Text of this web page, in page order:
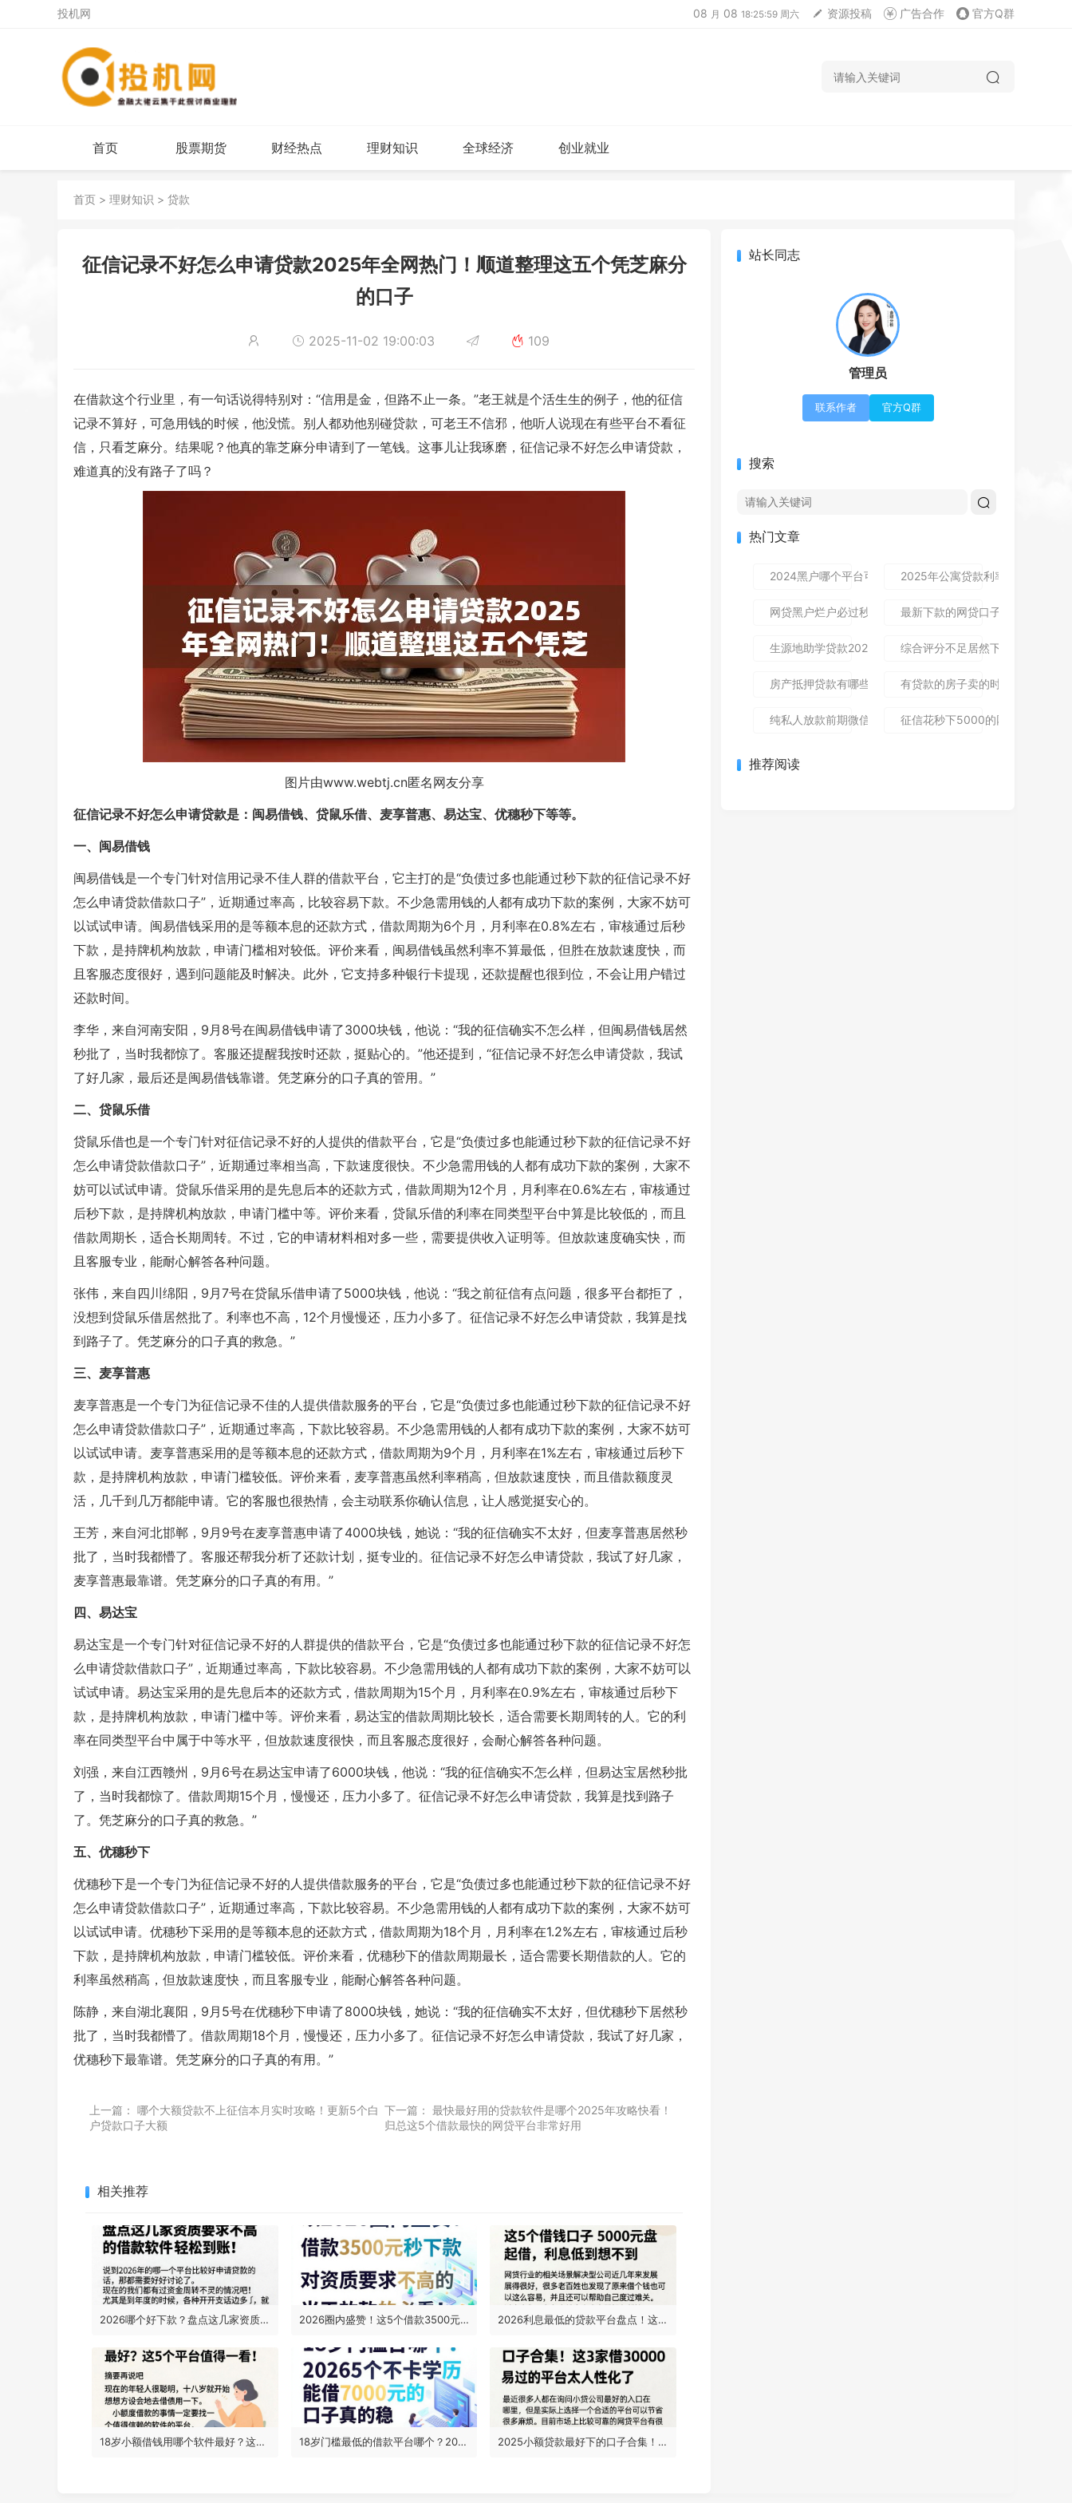
投机网 08 月 08 18:26:00 周六 资源投稿 广告合作 官方Q群
首页 股票期货 财经热点 理财知识 全球经济 创业就业
首页 > 理财知识 > 贷款
征信记录不好怎么申请贷款2025年全网热门！顺道整理这五个凭芝麻分
的口子
2025-11-02 19:00:03 109
在借款这个行业里，有一句话说得特别对：“信用是金，但路不止一条。”老王就是个活生生的例子，他的征信
记录不算好，可急用钱的时候，他没慌。别人都劝他别碰贷款，可老王不信邪，他听人说现在有些平台不看征
信，只看芝麻分。结果呢？他真的靠芝麻分申请到了一笔钱。这事儿让我琢磨，征信记录不好怎么申请贷款，
难道真的没有路子了吗？
图片由www.webtj.cn匿名网友分享
征信记录不好怎么申请贷款是：闽易借钱、贷鼠乐借、麦享普惠、易达宝、优穗秒下等等。
一、闽易借钱
闽易借钱是一个专门针对信用记录不佳人群的借款平台，它主打的是“负债过多也能通过秒下款的征信记录不好
怎么申请贷款借款口子”，近期通过率高，比较容易下款。不少急需用钱的人都有成功下款的案例，大家不妨可
以试试申请。闽易借钱采用的是等额本息的还款方式，借款周期为6个月，月利率在0.8%左右，审核通过后秒
下款，是持牌机构放款，申请门槛相对较低。评价来看，闽易借钱虽然利率不算最低，但胜在放款速度快，而
且客服态度很好，遇到问题能及时解决。此外，它支持多种银行卡提现，还款提醒也很到位，不会让用户错过
还款时间。
李华，来自河南安阳，9月8号在闽易借钱申请了3000块钱，他说：“我的征信确实不怎么样，但闽易借钱居然
秒批了，当时我都惊了。客服还提醒我按时还款，挺贴心的。”他还提到，“征信记录不好怎么申请贷款，我试
了好几家，最后还是闽易借钱靠谱。凭芝麻分的口子真的管用。”
二、贷鼠乐借
贷鼠乐借也是一个专门针对征信记录不好的人提供的借款平台，它是“负债过多也能通过秒下款的征信记录不好
怎么申请贷款借款口子”，近期通过率相当高，下款速度很快。不少急需用钱的人都有成功下款的案例，大家不
妨可以试试申请。贷鼠乐借采用的是先息后本的还款方式，借款周期为12个月，月利率在0.6%左右，审核通过
后秒下款，是持牌机构放款，申请门槛中等。评价来看，贷鼠乐借的利率在同类型平台中算是比较低的，而且
借款周期长，适合长期周转。不过，它的申请材料相对多一些，需要提供收入证明等。但放款速度确实快，而
且客服专业，能耐心解答各种问题。
张伟，来自四川绵阳，9月7号在贷鼠乐借申请了5000块钱，他说：“我之前征信有点问题，很多平台都拒了，
没想到贷鼠乐借居然批了。利率也不高，12个月慢慢还，压力小多了。征信记录不好怎么申请贷款，我算是找
到路子了。凭芝麻分的口子真的救急。”
三、麦享普惠
麦享普惠是一个专门为征信记录不佳的人提供借款服务的平台，它是“负债过多也能通过秒下款的征信记录不好
怎么申请贷款借款口子”，近期通过率高，下款比较容易。不少急需用钱的人都有成功下款的案例，大家不妨可
以试试申请。麦享普惠采用的是等额本息的还款方式，借款周期为9个月，月利率在1%左右，审核通过后秒下
款，是持牌机构放款，申请门槛较低。评价来看，麦享普惠虽然利率稍高，但放款速度快，而且借款额度灵
活，几千到几万都能申请。它的客服也很热情，会主动联系你确认信息，让人感觉挺安心的。
王芳，来自河北邯郸，9月9号在麦享普惠申请了4000块钱，她说：“我的征信确实不太好，但麦享普惠居然秒
批了，当时我都懵了。客服还帮我分析了还款计划，挺专业的。征信记录不好怎么申请贷款，我试了好几家，
麦享普惠最靠谱。凭芝麻分的口子真的有用。”
四、易达宝
易达宝是一个专门针对征信记录不好的人群提供的借款平台，它是“负债过多也能通过秒下款的征信记录不好怎
么申请贷款借款口子”，近期通过率高，下款比较容易。不少急需用钱的人都有成功下款的案例，大家不妨可以
试试申请。易达宝采用的是先息后本的还款方式，借款周期为15个月，月利率在0.9%左右，审核通过后秒下
款，是持牌机构放款，申请门槛中等。评价来看，易达宝的借款周期比较长，适合需要长期周转的人。它的利
率在同类型平台中属于中等水平，但放款速度很快，而且客服态度很好，会耐心解答各种问题。
刘强，来自江西赣州，9月6号在易达宝申请了6000块钱，他说：“我的征信确实不怎么样，但易达宝居然秒批
了，当时我都惊了。借款周期15个月，慢慢还，压力小多了。征信记录不好怎么申请贷款，我算是找到路子
了。凭芝麻分的口子真的救急。”
五、优穗秒下
优穗秒下是一个专门为征信记录不好的人提供借款服务的平台，它是“负债过多也能通过秒下款的征信记录不好
怎么申请贷款借款口子”，近期通过率高，下款比较容易。不少急需用钱的人都有成功下款的案例，大家不妨可
以试试申请。优穗秒下采用的是等额本息的还款方式，借款周期为18个月，月利率在1.2%左右，审核通过后秒
下款，是持牌机构放款，申请门槛较低。评价来看，优穗秒下的借款周期最长，适合需要长期借款的人。它的
利率虽然稍高，但放款速度快，而且客服专业，能耐心解答各种问题。
陈静，来自湖北襄阳，9月5号在优穗秒下申请了8000块钱，她说：“我的征信确实不太好，但优穗秒下居然秒
批了，当时我都懵了。借款周期18个月，慢慢还，压力小多了。征信记录不好怎么申请贷款，我试了好几家，
优穗秒下最靠谱。凭芝麻分的口子真的有用。”
上一篇： 哪个大额贷款不上征信本月实时攻略！更新5个白
户贷款口子大额
下一篇： 最快最好用的贷款软件是哪个2025年攻略快看！
归总这5个借款最快的网贷平台非常好用
相关推荐
2026哪个好下款？盘点这几家资质要求不高的借款软件，轻松到账！ 2026圈内盛赞！这5个借款3500元秒下款、对资质要求不高的当天放款的贷款软件，必看！ 2026利息最低的贷款平台盘点！这5个借钱口子5000元起借，利息低到想不到
18岁小额借钱用哪个软件最好？这5个平台值得一看！ 18岁门槛最低的借款平台哪个？2026这5个不卡学历、能借7000元的口子真的稳 2025小额贷款最好下的口子合集！这3家借30000容易过的平台太人性化了
站长同志
管理员
联系作者 官方Q群
搜索
热门文章
2024黑户哪个平台可以借到钱,隆重介绍5个免审秒批的分享
2025年公寓贷款利率是多少？别
网贷黑户烂户必过秒下款9月高通过率指南！顺便整理这5个
最新下款的网贷口子论坛,全网收
生源地助学贷款2025年发放时间及到账流程详解
综合评分不足居然下款了,简单汇
房产抵押贷款有哪些风险？一文讲清所有风险点，新手办理
有贷款的房子卖的时候贷款怎么
纯私人放款前期微信私人贷,为您介绍5款包下款的黑户口子
征信花秒下5000的网贷哪个还能
推荐阅读